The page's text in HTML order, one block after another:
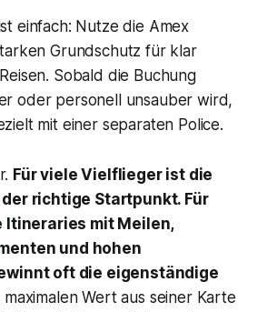
einfach: Nutze die Amex
Grundschutz für klar
Sobald die Buchung
oder personell unsauber wird,
mit einer separaten Police.
Für viele Vielflieger ist die
richtige Startpunkt. Für
Itineraries mit Meilen,
und hohen
oft die eigenständige
Wert aus seiner Karte